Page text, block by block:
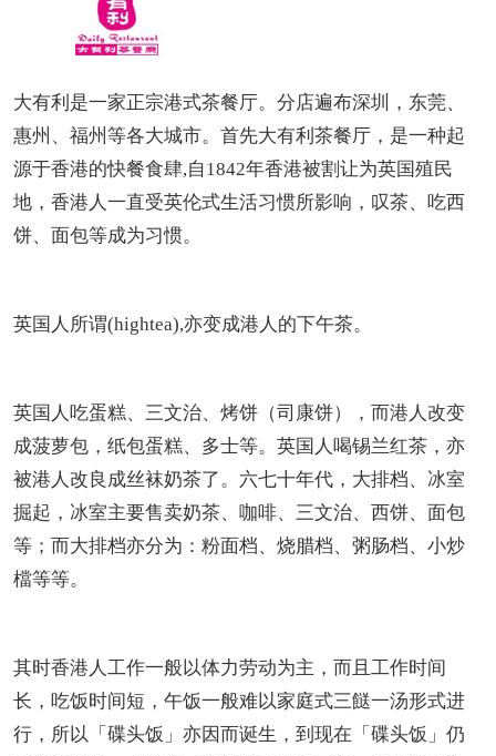
大有利是一家正宗港式茶餐厅。分店遍布深圳，东莞、
惠州、福州等各大城市。首先大有利茶餐厅，是一种起
源于香港的快餐食肆,自1842年香港被割让为英国殖民
地，香港人一直受英伦式生活习惯所影响，叹茶、吃西
饼、面包等成为习惯。
英国人所谓(hightea),亦变成港人的下午茶。
英国人吃蛋糕、三文治、烤饼（司康饼），而港人改变
成菠萝包，纸包蛋糕、多士等。英国人喝锡兰红茶，亦
被港人改良成丝袜奶茶了。六七十年代，大排档、冰室
掘起，冰室主要售卖奶茶、咖啡、三文治、西饼、面包
等；而大排档亦分为：粉面档、烧腊档、粥肠档、小炒
檔等等。
其时香港人工作一般以体力劳动为主，而且工作时间
长，吃饭时间短，午饭一般难以家庭式三餸一汤形式进
行，所以「碟头饭」亦因而诞生，到现在「碟头饭」仍